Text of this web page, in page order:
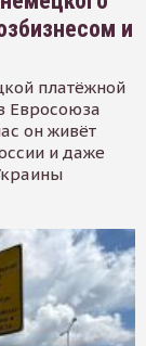
и
платёжной
Евросоюза
он живёт
и даже